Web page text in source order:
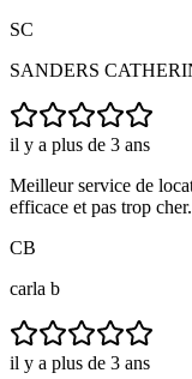
SC
SANDERS
il y a plus de 3 ans
Meilleur service de
efficace et pas trop
CB
carla b
il y a plus de 3 ans